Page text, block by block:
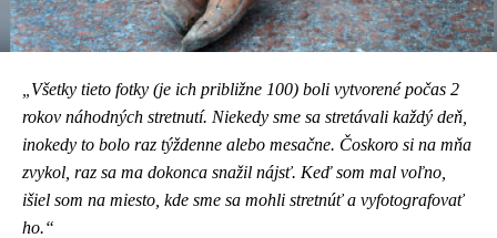
Všetky tieto fotky (je ich približne 100) boli vytvorené počas 2
rokov náhodných stretnutí. Niekedy sme sa stretávali každý deň,
inokedy to bolo raz týždenne alebo mesačne. Čoskoro si na mňa
zvykol, raz sa ma dokonca snažil nájsť. Keď som mal voľno,
išiel som na miesto, kde sme sa mohli stretnúť a vyfotografovať
ho.“